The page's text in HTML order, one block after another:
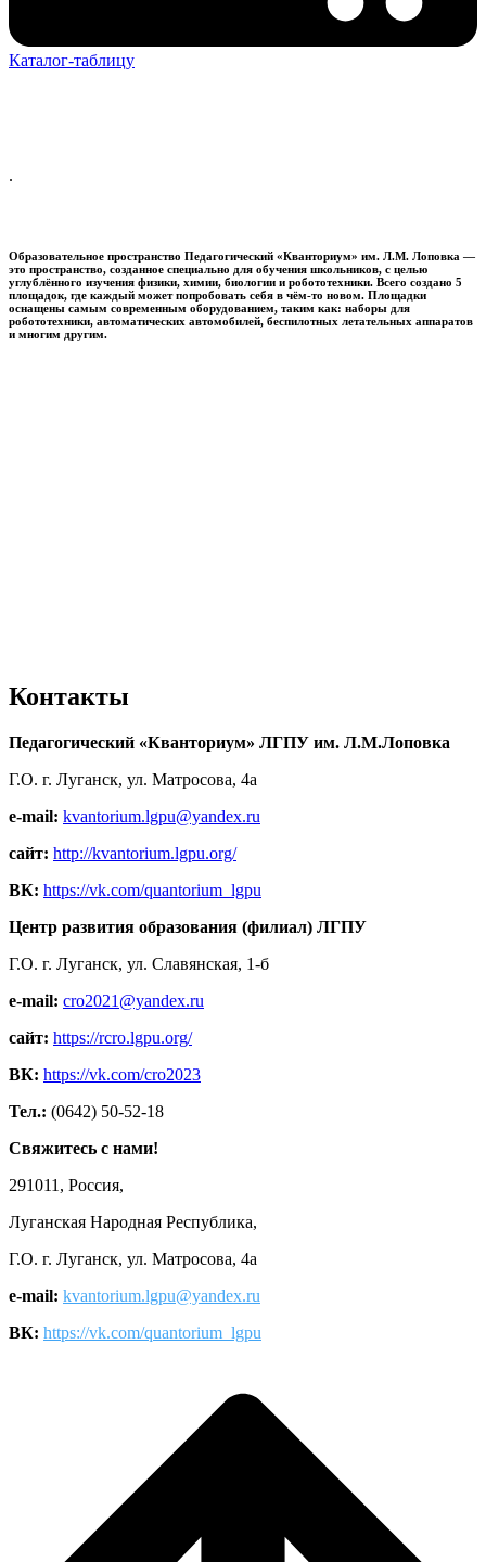
Каталог-таблицу
.
Образовательное пространство Педагогический «Кванториум» им. Л.М. Лоповка —
это пространство, созданное специально для обучения школьников, с целью
углублённого изучения физики, химии, биологии и робототехники. Всего создано 5
площадок, где каждый может попробовать себя в чём-то новом. Площадки
оснащены самым современным оборудованием, таким как: наборы для
робототехники, автоматических автомобилей, беспилотных летательных аппаратов
и многим другим.
Контакты
Педагогический «Кванториум» ЛГПУ им. Л.М.Лоповка
Г.О. г. Луганск, ул. Матросова, 4а
e-mail: kvantorium.lgpu@yandex.ru
сайт: http://kvantorium.lgpu.org/
ВК: https://vk.com/quantorium_lgpu
Центр развития образования (филиал) ЛГПУ
Г.О. г. Луганск, ул. Славянская, 1-б
e-mail: cro2021@yandex.ru
сайт: https://rcro.lgpu.org/
ВК: https://vk.com/cro2023
Тел.: (0642) 50-52-18
Свяжитесь с нами!
291011, Россия,
Луганская Народная Республика,
Г.О. г. Луганск, ул. Матросова, 4а
e-mail: kvantorium.lgpu@yandex.ru
ВК: https://vk.com/quantorium_lgpu